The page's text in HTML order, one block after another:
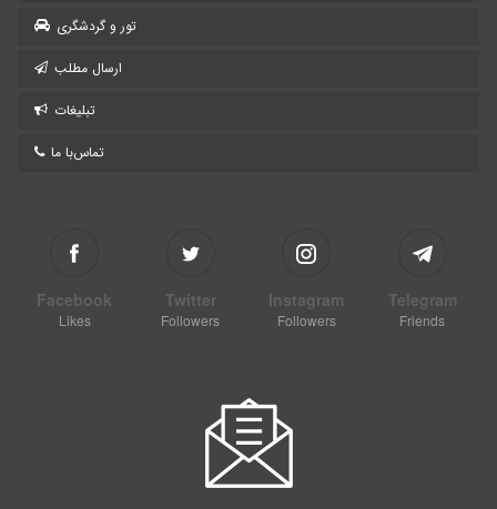
تور و گردشگری
ارسال مطلب
تبلیغات
تماس‌با ما
Facebook
Likes
Twitter
Followers
Instagram
Followers
Telegram
Friends